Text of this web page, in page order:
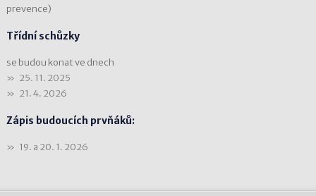
prevence)
Třídní schůzky
se budou konat ve dnech
25. 11. 2025
21. 4. 2026
Zápis budoucích prvňáků:
19. a 20. 1. 2026